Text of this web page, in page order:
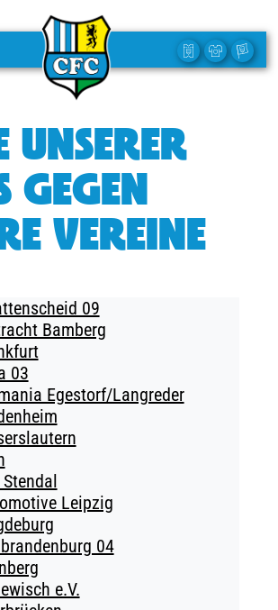
UNSERER
GEGEN
VEREINE
09
Bamberg
03
Egestorf/Langreder
Leipzig
04
e.V.